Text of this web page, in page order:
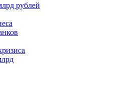
рублей